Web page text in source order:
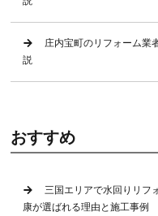
庄内宝町のリフォーム業
説
おすすめ
三国エリアで水回りリフ
康が選ばれる理由と施工事例